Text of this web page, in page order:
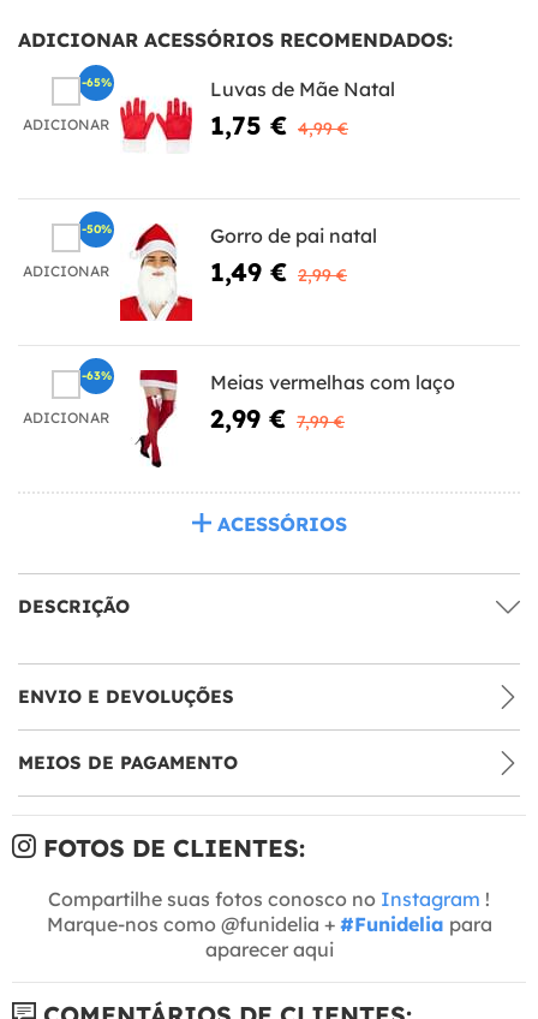
ADICIONAR ACESSÓRIOS RECOMENDADOS:
ADICIONAR
Luvas de Mãe Natal
1,75 € 4,99 €
-65%
ADICIONAR
Gorro de pai natal
1,49 € 2,99 €
-50%
ADICIONAR
Meias vermelhas com laço
2,99 € 7,99 €
-63%
ACESSÓRIOS
DESCRIÇÃO
ENVIO E DEVOLUÇÕES
MEIOS DE PAGAMENTO
FOTOS DE CLIENTES:
Compartilhe suas fotos conosco no Instagram !
Marque-nos como @funidelia + #Funidelia para
aparecer aqui